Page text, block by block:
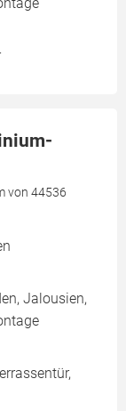
von 44536
Jalousien,